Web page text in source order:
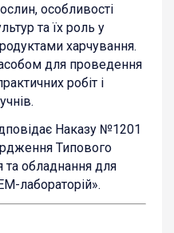
особливості
та їх роль у
харчування.
для проведення
робіт і
Наказу №1201
Типового
та обладнання для
лабораторій».